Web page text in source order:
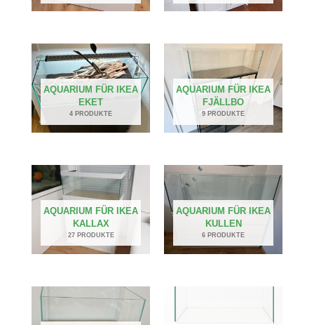
AQUARIUM FÜR IKEA
EKET
4 PRODUKTE
AQUARIUM FÜR IKEA
FJÄLLBO
9 PRODUKTE
AQUARIUM FÜR IKEA
KALLAX
27 PRODUKTE
AQUARIUM FÜR IKEA
KULLEN
6 PRODUKTE